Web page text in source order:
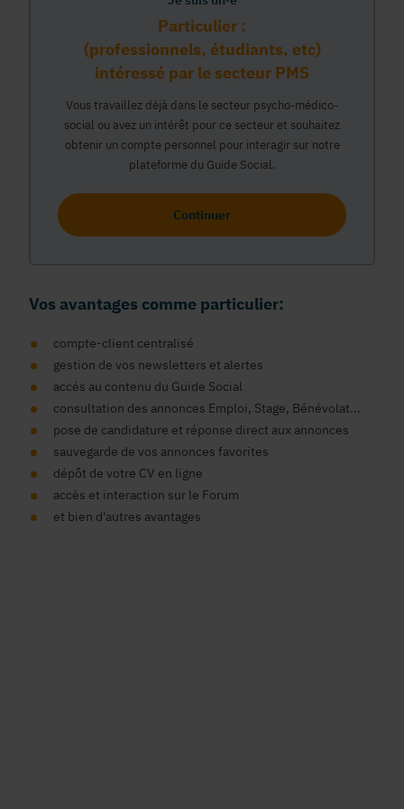
Particulier :
(professionnels, étudiants, etc)
intéressé par le secteur PMS
Vous travaillez déjà dans le secteur psycho-médico-
social ou avez un intérêt pour ce secteur et souhaitez
obtenir un compte personnel pour interagir sur notre
plateforme du Guide Social.
Continuer
Vos avantages comme particulier:
compte-client centralisé
gestion de vos newsletters et alertes
accés au contenu du Guide Social
consultation des annonces Emploi, Stage, Bénévolat...
pose de candidature et réponse direct aux annonces
sauvegarde de vos annonces favorites
dépôt de votre CV en ligne
accès et interaction sur le Forum
et bien d'autres avantages